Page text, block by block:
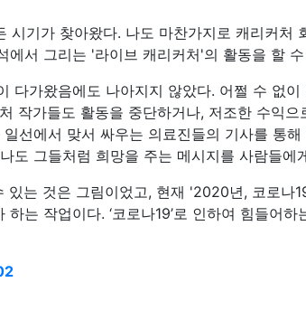
기가 찾아왔다. 나도 마찬가지로 캐리커처
에서 그리는 '라이브 캐리커처'의 활동을 할
다가왔음에도 나아지지 않았다. 어쩔 수
작가들도 활동을 중단하거나, 저조한 수익
선에서 맞서 싸우는 의료진들의 기사를 통
도 그들처럼 희망을 주는 메시지를 사람들에
는 것은 그림이었고, 현재 '2020년, 코로
는 작업이다. ‘코로나19’로 인하여 힘들